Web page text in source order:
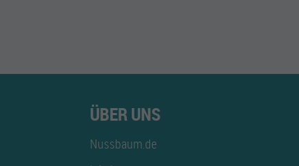
ÜBER UNS
Nussbaum.de